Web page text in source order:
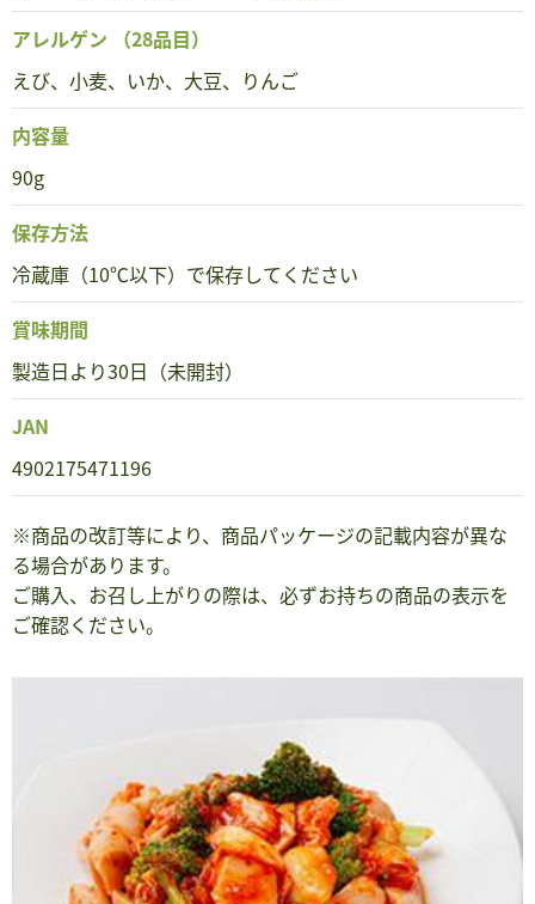
アレルゲン （28品目）
えび、小麦、いか、大豆、りんご
内容量
90g
保存方法
冷蔵庫（10℃以下）で保存してください
賞味期間
製造日より30日（未開封）
JAN
4902175471196
※商品の改訂等により、商品パッケージの記載内容が異な
る場合があります。
ご購入、お召し上がりの際は、必ずお持ちの商品の表示を
ご確認ください。